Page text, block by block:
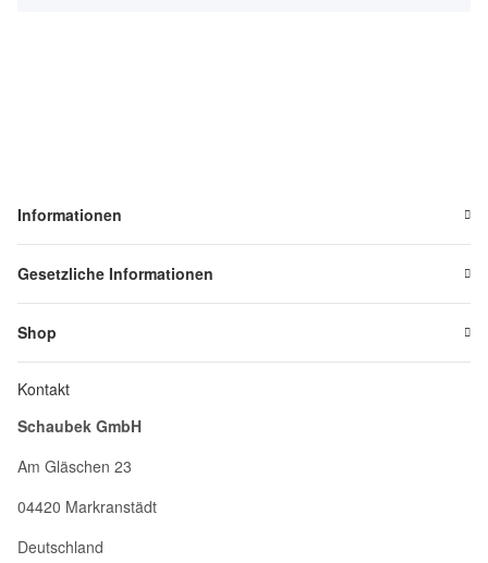
Informationen
Gesetzliche Informationen
Shop
Kontakt
Schaubek GmbH
Am Gläschen 23
04420 Markranstädt
Deutschland